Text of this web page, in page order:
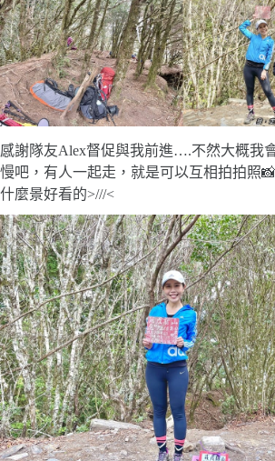
感謝隊友Alex督促與我前進….不然大概我
慢吧，有人一起走，就是可以互相拍拍照
什麼景好看的>///<